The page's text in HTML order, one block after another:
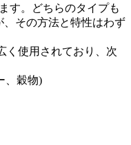
す。どちらのタイプも
その方法と特性はわず
く使用されており、次
、穀物)